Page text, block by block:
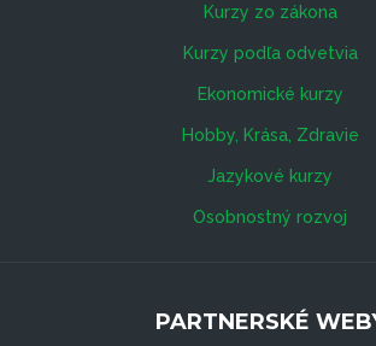
Kurzy zo zákona
Kurzy podľa odvetvia
Ekonomické kurzy
Hobby, Krása, Zdravie
Jazykové kurzy
Osobnostný rozvoj
PARTNERSKÉ